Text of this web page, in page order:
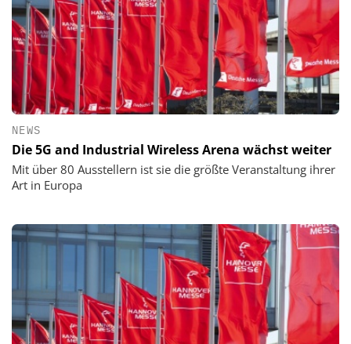
NEWS
Die 5G and Industrial Wireless Arena wächst weiter
Mit über 80 Ausstellern ist sie die größte Veranstaltung ihrer
Art in Europa